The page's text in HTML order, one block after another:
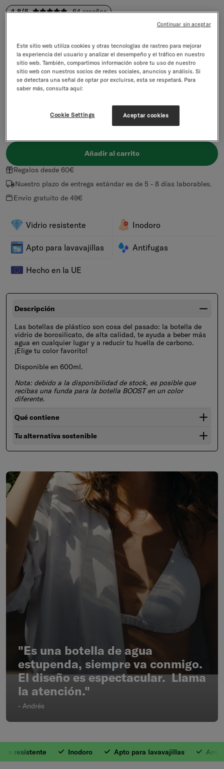
4.8/5 64 reseñas
Tamaño 600ml
Color: FLAIR
Color BOOST DEFENCE CLEAN amarillo
Añadir al carrito
Regalos desde 60€
Nuestro plazo de entrega estándar es de 5 - 8 días laborables.
Envío gratuito de 49€
Vidrio resistente Inodoro
Apto para lavavajillas Antifugas
Hecho en la UE
Descripción
Las botellas de plástico son cosa del pasado: la botella de
vidrio de borosilicato, de alta calidad, te ayuda a beber más
agua en cualquier lugar y a reducir tu huella de carbono.
¡Elige tu color favorito!
Disponible en 600ml.
Nota: debido a la disponibilidad de stock, es posible que
recibas una funda para la botella BOOST en un color
diferente.
Qué contiene
Tu alternativa sostenible
"Es una botella de agua
estupenda, siempre va conmigo.
El diseño es espectacular. Llama
la atención."
- Andrés
1. Vidrio
resistente Inodoro Apto para lavavajillas
Este sitio web utiliza cookies y otras tecnologías de rastreo para mejorar
la experiencia del usuario y analizar el desempeño y el tráfico en nuestro
sitio web. También, compartimos información sobre tu uso de nuestro
sitio web con nuestros socios de redes sociales, anuncios y análisis. Si
se detectara una señal de optar por excluirse, esta se respetará. Para
saber más, consulta aquí:
Aceptar cookies
Cookie Settings
Continuar sin aceptar